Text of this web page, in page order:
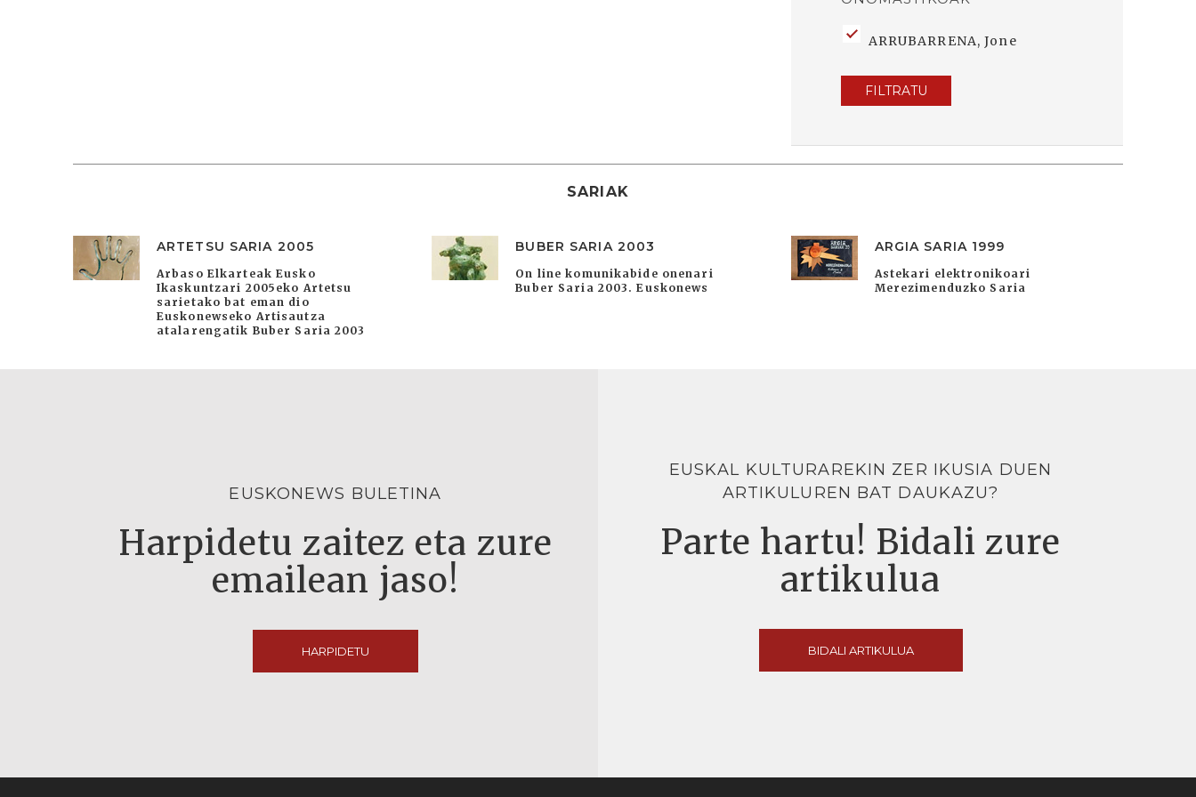
ARRUBARRENA, Jone
FILTRATU
SARIAK
ARTETSU SARIA 2005
Arbaso Elkarteak Eusko
Ikaskuntzari 2005eko Artetsu
sarietako bat eman dio
Euskonewseko Artisautza
atalarengatik Buber Saria 2003
BUBER SARIA 2003
On line komunikabide onenari
Buber Saria 2003. Euskonews
ARGIA SARIA 1999
Astekari elektronikoari
Merezimenduzko Saria
EUSKONEWS BULETINA
Harpidetu zaitez eta zure
emailean jaso!
HARPIDETU
EUSKAL KULTURAREKIN ZER IKUSIA DUEN
ARTIKULUREN BAT DAUKAZU?
Parte hartu! Bidali zure
artikulua
BIDALI ARTIKULUA